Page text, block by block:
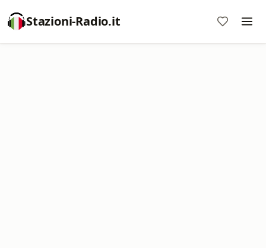
Stazioni-Radio.it